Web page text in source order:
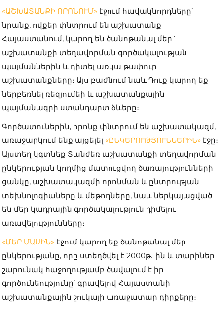
«ԱՇԽԱՏԱՆՔԻ ՈՐՈՆՈՒՄ» էջում հավակնորդները՝
նրանք, ովքեր փնտրում են աշխատանք
Հայաստանում, կարող են ծանոթանալ մեր`
աշխատանքի տեղավորման գործակալության
պայմաններին և դիտել առկա թափուր
աշխատանքները։ Այս բաժնում նաև Դուք կարող եք
ներբեռնել ռեզյումեի և աշխատանքային
պայմանագրի ստանդարտ ձևերը։
Գործատուներին, որոնք փնտրում են աշխատակազմ,
առաջարկում ենք այցելել «ԸՆԿԵՐՈՒԹՅՈՒՆՆԵՐԻՆ» էջը։
Այստեղ կգտնեք Տանժեռ աշխատանքի տեղավորման
ընկերության կողմից մատուցվող ծառայությունների
ցանկը, աշխատակազմի որոնման և ընտրության
տեխնոլոգիաները և մեթոդները, նաև ներկայացված
են մեր կադրային գործակալություն դիմելու
առավելությունները։
«ՄԵՐ ՄԱՍԻՆ» էջում կարող եք ծանոթանալ մեր
ընկերությանը, որը ստեղծվել է 2000թ.-ին և տարիներ
շարունակ հաջողությամբ ծավալում է իր
գործունեությունը՝ գրավելով Հայաստանի
աշխատանքային շուկայի առաջատար դիրքերը։